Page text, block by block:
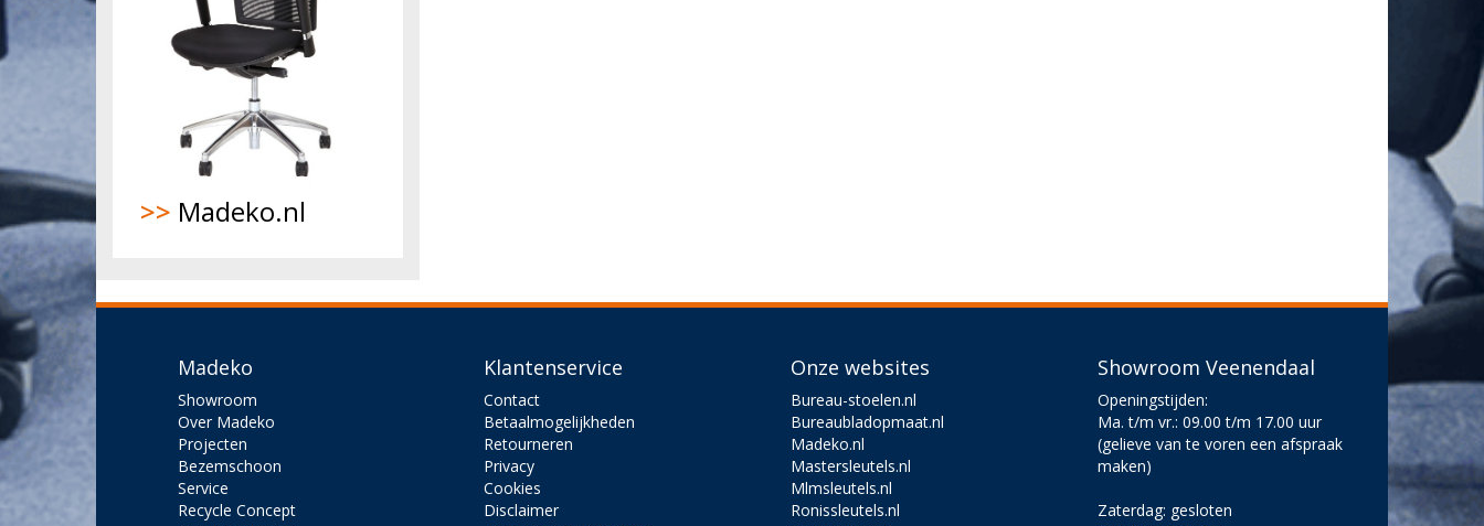
>> Madeko.nl
Madeko
Showroom
Over Madeko
Projecten
Bezemschoon
Service
Recycle Concept
Klantenservice
Contact
Betaalmogelijkheden
Retourneren
Privacy
Cookies
Disclaimer
Onze websites
Bureau-stoelen.nl
Bureaubladopmaat.nl
Madeko.nl
Mastersleutels.nl
Mlmsleutels.nl
Ronissleutels.nl
Showroom Veenendaal
Openingstijden:
Ma. t/m vr.: 09.00 t/m 17.00 uur
(gelieve van te voren een afspraak
maken)
Zaterdag: gesloten